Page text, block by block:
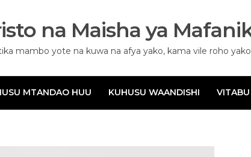
na Maisha ya
mambo yote na kuwa na afya yako, kama vile roho yako
MTANDAO HUU KUHUSU WAANDISHI VITABU